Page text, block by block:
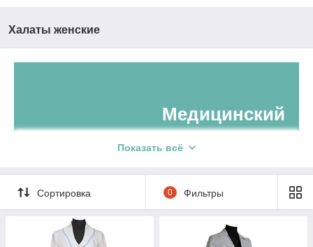
Халаты женские
Медицинский
халат
женский по
отличной
цене в
Казахстане
Показать всё
Сортировка 0 Фильтры